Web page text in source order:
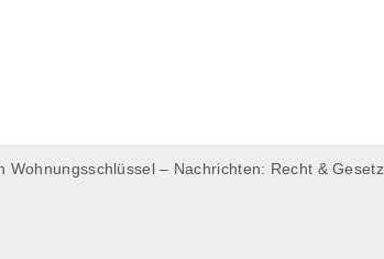
– Nachrichten: Recht & Gesetz